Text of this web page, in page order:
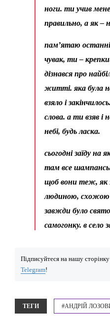
ноги. ти учив
правильно, а як –
пам’ятаю останні
чувак, ти –
дізнався про
житті. яка була
взяло і
слова. а ти взяв
небі, будь ласка.
сьогодні заїду на
там все
щоб вони теж, як
людиною, схожою
завжди було
самогонку. в село
Підписуйтеся на нашу
Telegram!
ТЕГИ #АНДРІЙ